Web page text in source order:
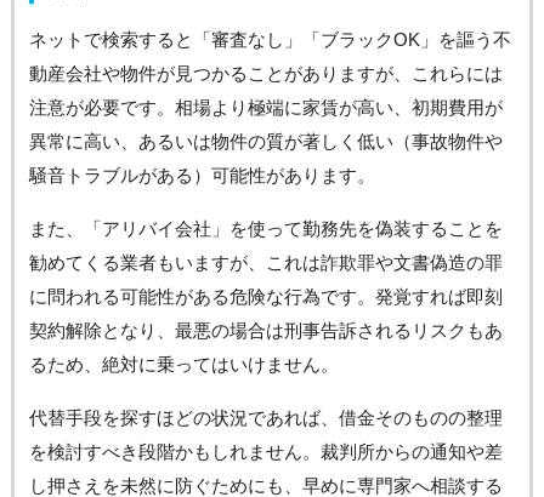
ネットで検索すると「審査なし」「ブラックOK」を謳う不
動産会社や物件が見つかることがありますが、これらには
注意が必要です。相場より極端に家賃が高い、初期費用が
異常に高い、あるいは物件の質が著しく低い（事故物件や
騒音トラブルがある）可能性があります。
また、「アリバイ会社」を使って勤務先を偽装することを
勧めてくる業者もいますが、これは詐欺罪や文書偽造の罪
に問われる可能性がある危険な行為です。発覚すれば即刻
契約解除となり、最悪の場合は刑事告訴されるリスクもあ
るため、絶対に乗ってはいけません。
代替手段を探すほどの状況であれば、借金そのものの整理
を検討すべき段階かもしれません。裁判所からの通知や差
し押さえを未然に防ぐためにも、早めに専門家へ相談する